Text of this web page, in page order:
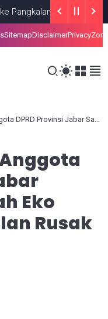
AS di Lima Negara
SitemapDisclaimerPrivacy
Sambangi Rumah Eko yang Posting Jalan Rusak
Eko
Rusak